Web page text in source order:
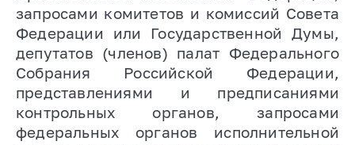
запросами комитетов и комиссий Совета
Федерации или Государственной Думы,
депутатов (членов) палат Федерального
Собрания Российской Федерации,
представлениями и предписаниями
контрольных органов, запросами
федеральных органов исполнительной